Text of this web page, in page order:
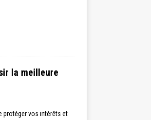
la meilleure
protéger vos intérêts et